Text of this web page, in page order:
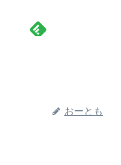
おーとも